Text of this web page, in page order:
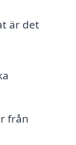
är det
från